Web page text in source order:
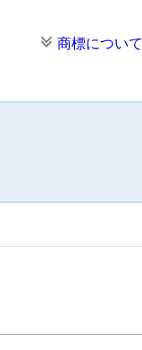
商標について